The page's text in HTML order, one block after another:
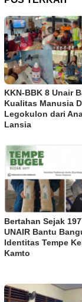
KKN-BBK 8 Unair
Kualitas Manusia
Legokulon dari
Lansia
Bertahan Sejak
UNAIR Bantu
Identitas Tempe
Kamto